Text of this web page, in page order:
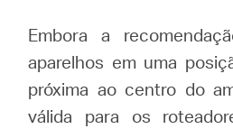
Embora a
aparelhos em uma
próxima ao centro do
válida para os